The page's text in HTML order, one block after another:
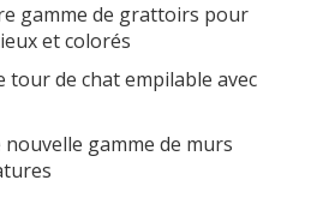
gamme de grattoirs pour
et colorés
de chat empilable avec
gamme de murs